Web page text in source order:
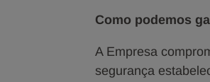
Como podemos
A Empresa
segurança